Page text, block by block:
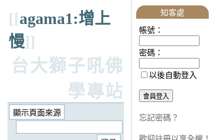
[[agama1:增上
慢]]
台大獅子吼佛
學專站
知客處
帳號：
密碼：
以後自動登入
忘記密碼？